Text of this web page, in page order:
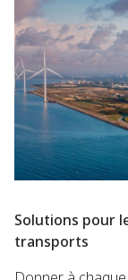
Solutions pour
transports